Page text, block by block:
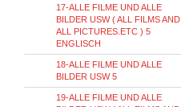
17-ALLE FILME UND ALLE
BILDER USW ( ALL FILMS AND
ALL PICTURES.ETC ) 5
ENGLISCH
18-ALLE FILME UND ALLE
BILDER USW 5
19-ALLE FILME UND ALLE